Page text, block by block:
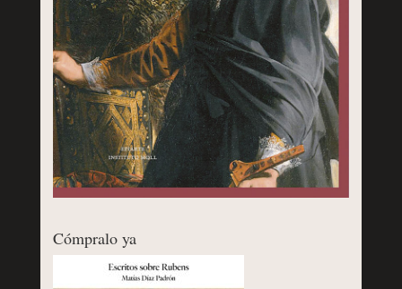
Cómpralo ya